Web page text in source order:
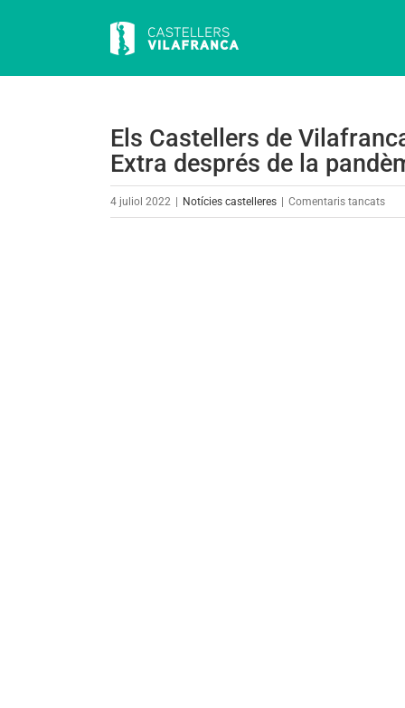
Els Castellers de
Extra després de la
4 juliol 2022 Notícies castelleres Comentaris tancatsa